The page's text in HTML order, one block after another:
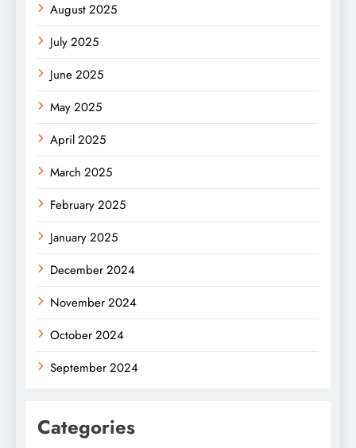
August 2025
July 2025
June 2025
May 2025
April 2025
March 2025
February 2025
January 2025
December 2024
November 2024
October 2024
September 2024
Categories